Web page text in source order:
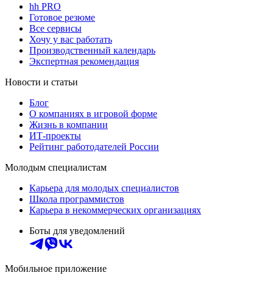
hh PRO
Готовое резюме
Все сервисы
Хочу у вас работать
Производственный календарь
Экспертная рекомендация
Новости и статьи
Блог
О компаниях в игровой форме
Жизнь в компании
ИТ-проекты
Рейтинг работодателей России
Молодым специалистам
Карьера для молодых специалистов
Школа программистов
Карьера в некоммерческих организациях
Боты для уведомлений
Мобильное приложение